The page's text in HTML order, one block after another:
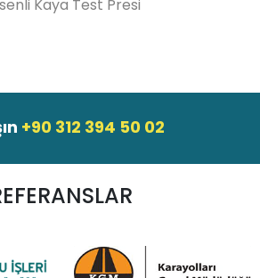
Kaya Test Presi
+90 312 394 50 02